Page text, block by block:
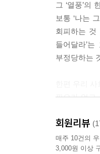
‘결혼 또한
만 그렇게 배
되어 있는 이
--- p.80
짖음을 당하
--- p.122
그 ‘열풍’의
보통 ‘나는
회피하는 것
들어달라’
부정당하는
필요가 없고
이러한 사고
이유에 대해
회원리뷰
매주 10건의
3,000원 이상